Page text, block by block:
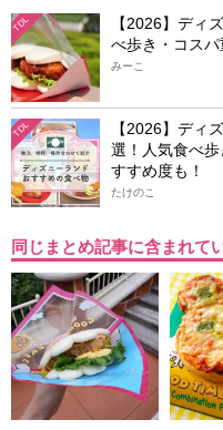
TDL
【2026】ディ
べ歩き・コス
みーこ
TDL
【2026】ディ
選！人気食べ
すすめ度も！
たけのこ
同じまとめ記事に含まれて